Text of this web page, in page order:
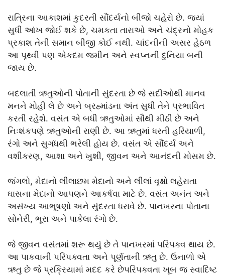
રાત્રિના આકાશમાં કુદરતી સૌંદર્યનો બીજો ચહેરો છે. જ્યાં
સુધી આંખ જોઈ શકે છે, ચમકતા તારાઓ અને ચંદ્રનો મોહક
પ્રકાશ તેની સમાન બીજી કોઈ નથી. ચાંદનીની અસર હેઠળ
આ પૃથ્વી પણ એકદમ જમીન અને સ્વપ્નની દુનિયા બની
જાય છે.
બદલાતી ઋતુઓની પોતાની સુંદરતા છે જે સદીઓથી માનવ
મનને મોહી લે છે અને બ્રહ્માંડના અંત સુધી તેને પ્રભાવિત
કરતી રહેશે. વસંત એ બધી ઋતુઓમાં સૌથી મીઠી છે અને
નિઃશંકપણે ઋતુઓની રાણી છે. આ ઋતુમાં ધરતી હરિયાળી,
રંગો અને સુગંધથી ભરેલી હોય છે. વસંત એ સૌંદર્ય અને
વશીકરણ, આશા અને ખુશી, જીવન અને આનંદની મોસમ છે.
જંગલો, મેદાનો લીલાછમ મેદાનો અને લીલાં વૃક્ષો લહેરાતા
ઘાસના મેદાનો આપણને આકર્ષવા માટે છે. વસંત અનંત અને
અસંખ્ય આભૂષણો અને સુંદરતા ધરાવે છે. પાનખરના પોતાના
સોનેરી, ભૂરા અને પાકેલા રંગો છે.
જે જીવન વસંતમાં શરૂ થયું છે તે પાનખરમાં પરિપક્વ થાય છે.
આ પાકવાની પરિપક્વતા અને પૂર્ણતાની ઋતુ છે. ઉનાળો એ
ઋતુ છે જે પ્રક્રિયામાં મદદ કરે છેપરિપક્વતા ખૂબ જ સ્વાદિષ્ટ